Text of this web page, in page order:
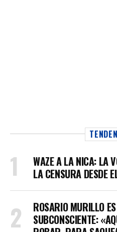
WAZE A LA NICA: LA
LA CENSURA DESDE
ROSARIO MURILLO
SUBCONSCIENTE: